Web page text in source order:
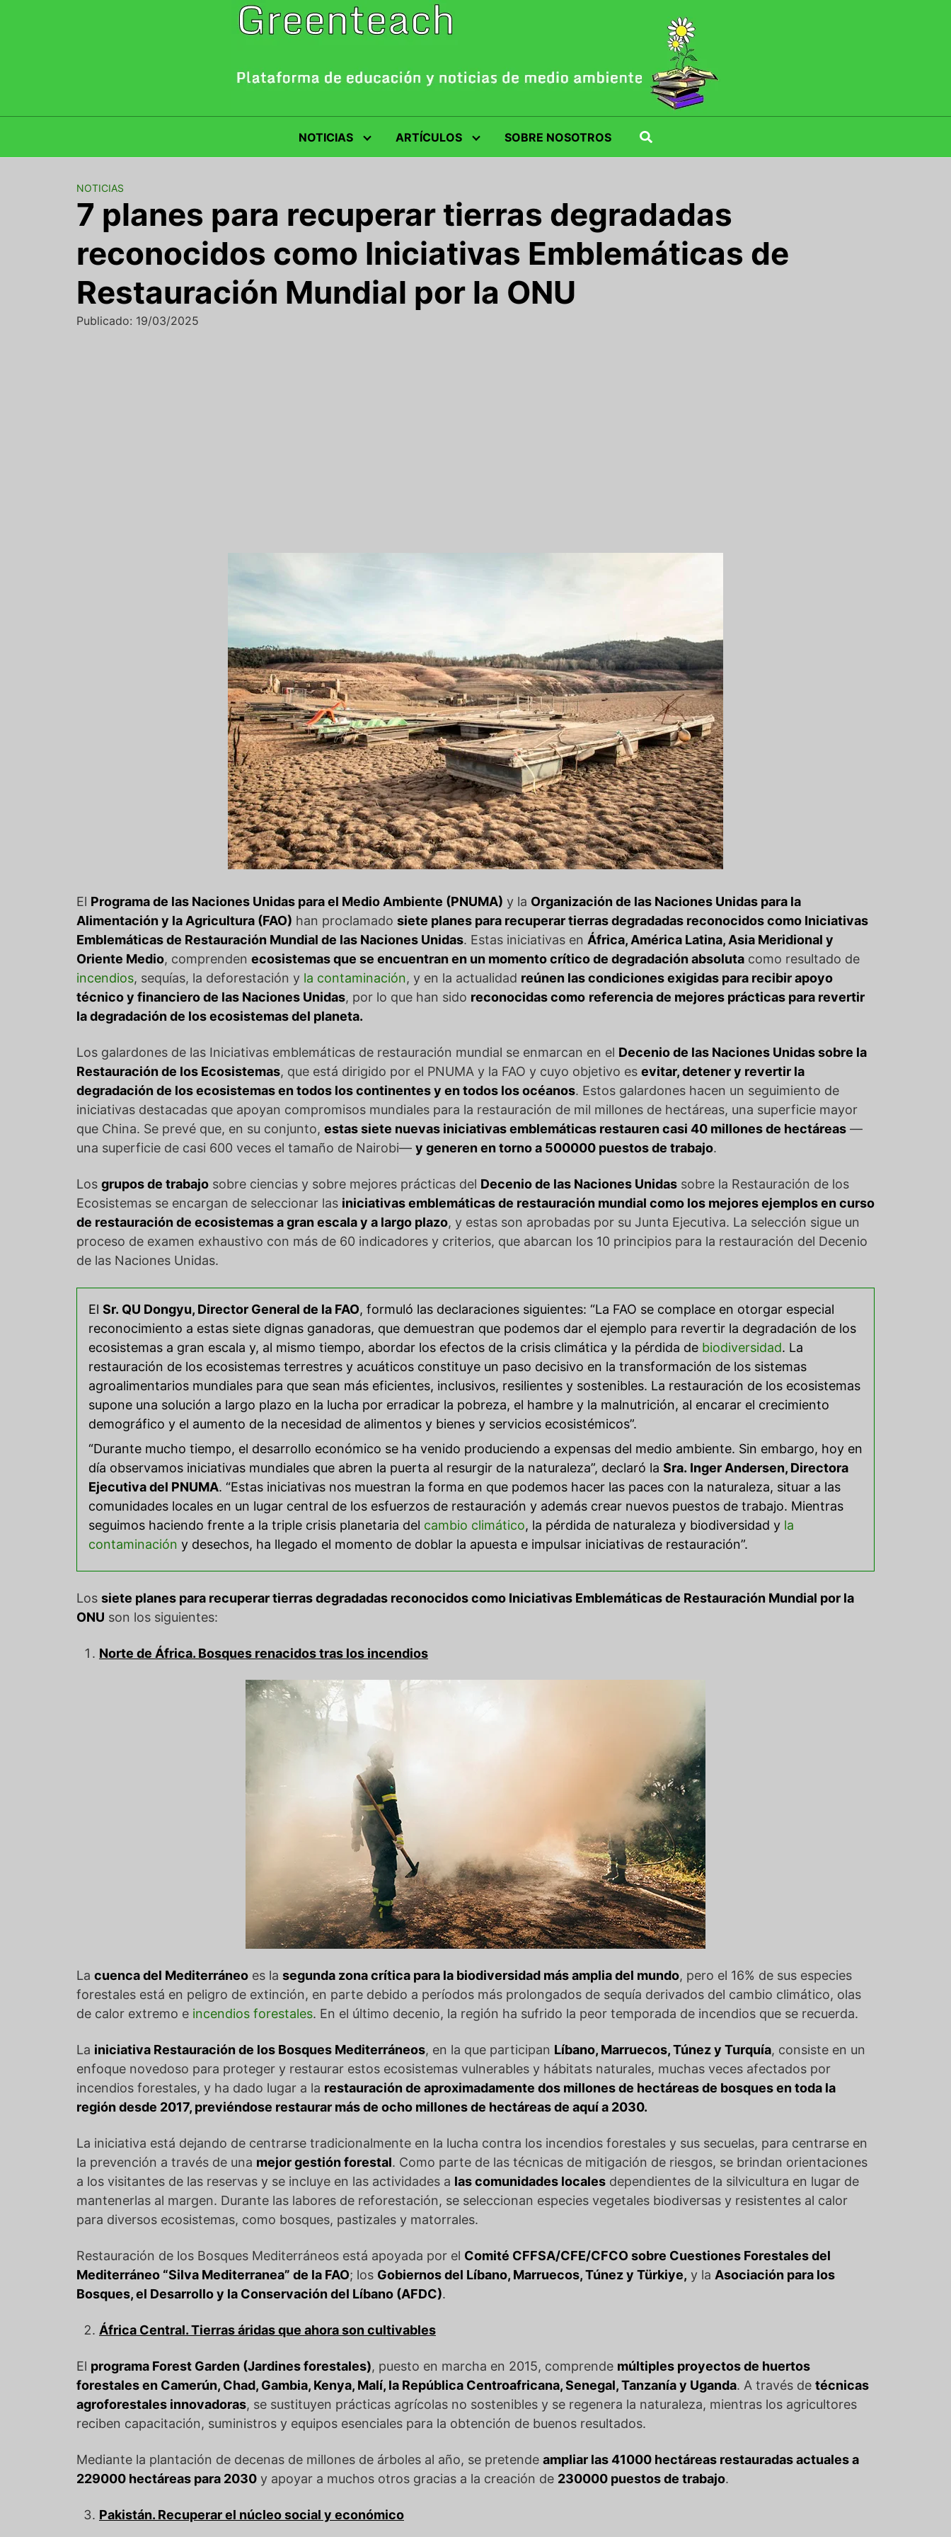
NOTICIAS ARTÍCULOS SOBRE NOSOTROS
NOTICIAS
7 planes para recuperar tierras degradadas
reconocidos como Iniciativas Emblemáticas de
Restauración Mundial por la ONU
Publicado: 19/03/2025
El Programa de las Naciones Unidas para el Medio Ambiente (PNUMA) y la Organización de las Naciones Unidas para la
Alimentación y la Agricultura (FAO) han proclamado siete planes para recuperar tierras degradadas reconocidos como Iniciativas
Emblemáticas de Restauración Mundial de las Naciones Unidas. Estas iniciativas en África, América Latina, Asia Meridional y
Oriente Medio, comprenden ecosistemas que se encuentran en un momento crítico de degradación absoluta como resultado de
incendios, sequías, la deforestación y la contaminación, y en la actualidad reúnen las condiciones exigidas para recibir apoyo
técnico y financiero de las Naciones Unidas, por lo que han sido reconocidas como referencia de mejores prácticas para revertir
la degradación de los ecosistemas del planeta.
Los galardones de las Iniciativas emblemáticas de restauración mundial se enmarcan en el Decenio de las Naciones Unidas sobre la
Restauración de los Ecosistemas, que está dirigido por el PNUMA y la FAO y cuyo objetivo es evitar, detener y revertir la
degradación de los ecosistemas en todos los continentes y en todos los océanos. Estos galardones hacen un seguimiento de
iniciativas destacadas que apoyan compromisos mundiales para la restauración de mil millones de hectáreas, una superficie mayor
que China. Se prevé que, en su conjunto, estas siete nuevas iniciativas emblemáticas restauren casi 40 millones de hectáreas —
una superficie de casi 600 veces el tamaño de Nairobi— y generen en torno a 500000 puestos de trabajo.
Los grupos de trabajo sobre ciencias y sobre mejores prácticas del Decenio de las Naciones Unidas sobre la Restauración de los
Ecosistemas se encargan de seleccionar las iniciativas emblemáticas de restauración mundial como los mejores ejemplos en curso
de restauración de ecosistemas a gran escala y a largo plazo, y estas son aprobadas por su Junta Ejecutiva. La selección sigue un
proceso de examen exhaustivo con más de 60 indicadores y criterios, que abarcan los 10 principios para la restauración del Decenio
de las Naciones Unidas.
El Sr. QU Dongyu, Director General de la FAO, formuló las declaraciones siguientes: “La FAO se complace en otorgar especial
reconocimiento a estas siete dignas ganadoras, que demuestran que podemos dar el ejemplo para revertir la degradación de los
ecosistemas a gran escala y, al mismo tiempo, abordar los efectos de la crisis climática y la pérdida de biodiversidad. La
restauración de los ecosistemas terrestres y acuáticos constituye un paso decisivo en la transformación de los sistemas
agroalimentarios mundiales para que sean más eficientes, inclusivos, resilientes y sostenibles. La restauración de los ecosistemas
supone una solución a largo plazo en la lucha por erradicar la pobreza, el hambre y la malnutrición, al encarar el crecimiento
demográfico y el aumento de la necesidad de alimentos y bienes y servicios ecosistémicos”.
“Durante mucho tiempo, el desarrollo económico se ha venido produciendo a expensas del medio ambiente. Sin embargo, hoy en
día observamos iniciativas mundiales que abren la puerta al resurgir de la naturaleza”, declaró la Sra. Inger Andersen, Directora
Ejecutiva del PNUMA. “Estas iniciativas nos muestran la forma en que podemos hacer las paces con la naturaleza, situar a las
comunidades locales en un lugar central de los esfuerzos de restauración y además crear nuevos puestos de trabajo. Mientras
seguimos haciendo frente a la triple crisis planetaria del cambio climático, la pérdida de naturaleza y biodiversidad y la
contaminación y desechos, ha llegado el momento de doblar la apuesta e impulsar iniciativas de restauración”.
Los siete planes para recuperar tierras degradadas reconocidos como Iniciativas Emblemáticas de Restauración Mundial por la
ONU son los siguientes:
Norte de África. Bosques renacidos tras los incendios
La cuenca del Mediterráneo es la segunda zona crítica para la biodiversidad más amplia del mundo, pero el 16% de sus especies
forestales está en peligro de extinción, en parte debido a períodos más prolongados de sequía derivados del cambio climático, olas
de calor extremo e incendios forestales. En el último decenio, la región ha sufrido la peor temporada de incendios que se recuerda.
La iniciativa Restauración de los Bosques Mediterráneos, en la que participan Líbano, Marruecos, Túnez y Turquía, consiste en un
enfoque novedoso para proteger y restaurar estos ecosistemas vulnerables y hábitats naturales, muchas veces afectados por
incendios forestales, y ha dado lugar a la restauración de aproximadamente dos millones de hectáreas de bosques en toda la
región desde 2017, previéndose restaurar más de ocho millones de hectáreas de aquí a 2030.
La iniciativa está dejando de centrarse tradicionalmente en la lucha contra los incendios forestales y sus secuelas, para centrarse en
la prevención a través de una mejor gestión forestal. Como parte de las técnicas de mitigación de riesgos, se brindan orientaciones
a los visitantes de las reservas y se incluye en las actividades a las comunidades locales dependientes de la silvicultura en lugar de
mantenerlas al margen. Durante las labores de reforestación, se seleccionan especies vegetales biodiversas y resistentes al calor
para diversos ecosistemas, como bosques, pastizales y matorrales.
Restauración de los Bosques Mediterráneos está apoyada por el Comité CFFSA/CFE/CFCO sobre Cuestiones Forestales del
Mediterráneo “Silva Mediterranea” de la FAO; los Gobiernos del Líbano, Marruecos, Túnez y Türkiye, y la Asociación para los
Bosques, el Desarrollo y la Conservación del Líbano (AFDC).
África Central. Tierras áridas que ahora son cultivables
El programa Forest Garden (Jardines forestales), puesto en marcha en 2015, comprende múltiples proyectos de huertos
forestales en Camerún, Chad, Gambia, Kenya, Malí, la República Centroafricana, Senegal, Tanzanía y Uganda. A través de técnicas
agroforestales innovadoras, se sustituyen prácticas agrícolas no sostenibles y se regenera la naturaleza, mientras los agricultores
reciben capacitación, suministros y equipos esenciales para la obtención de buenos resultados.
Mediante la plantación de decenas de millones de árboles al año, se pretende ampliar las 41000 hectáreas restauradas actuales a
229000 hectáreas para 2030 y apoyar a muchos otros gracias a la creación de 230000 puestos de trabajo.
Pakistán. Recuperar el núcleo social y económico